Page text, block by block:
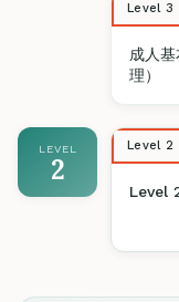
Level 3
成人
理）
LEVEL
2
Level 2
Level